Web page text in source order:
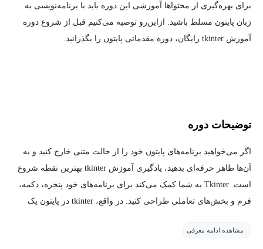
برای بهره‌گیری از محتواها آموزشی این دوره باید با برنامه‌نویسی به
زبان پایتون مسلط باشید. ازاین‌رو توصیه می‌کنیم قبل از شروع دوره
آموزش tkinter رایگان، دوره مقدماتی پایتون را بگذرانید.
توضیحات دوره
اگر می‌خواهید برنامه‌های پایتون خود را از حالت متنی خارج کنید و به
آن‌ها ظاهر حرفه‌ای بدهید، یادگیری آموزش tkinter بهترین نقطه شروع
است. Tkinter به شما کمک می‌کند برای برنامه‌های خود پنجره، دکمه،
فرم و بخش‌های تعاملی طراحی کنید. در واقع، tkinter در پایتون یک
ساخت رابط گرافیکی (GUI) را فراهم می‌کند.
مشاهده ادامه معرفی